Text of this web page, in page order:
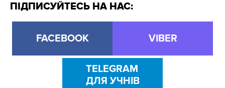
ПІДПИСУЙТЕСЬ НА НАС:
FACEBOOK VIBER
TELEGRAM
ДЛЯ УЧНІВ